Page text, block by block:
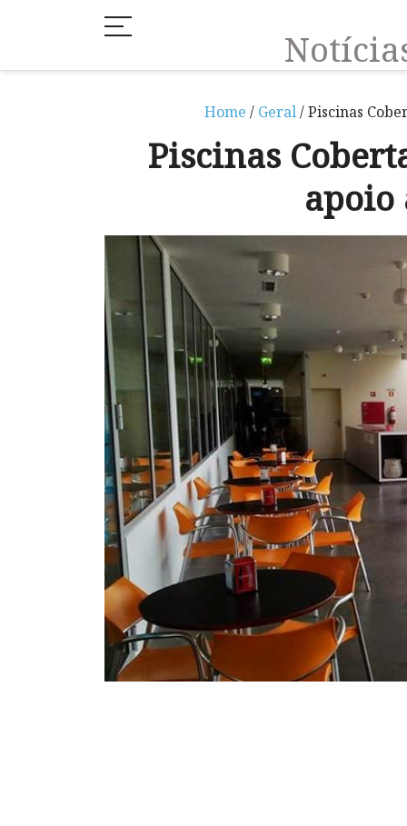
Home / Geral/ Piscinas
Piscinas
apoio